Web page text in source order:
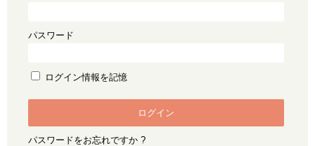
パスワード
ログイン情報を記憶
パスワードをお忘れですか ?